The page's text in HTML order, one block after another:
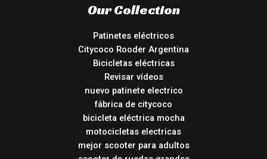
Our Collection
Patinetes eléctricos
Citycoco Rooder Argentina
Bicicletas eléctricas
Revisar vídeos
nuevo patinete electrico
fábrica de citycoco
bicicleta eléctrica mocha
motocicletas electricas
mejor scooter para adultos